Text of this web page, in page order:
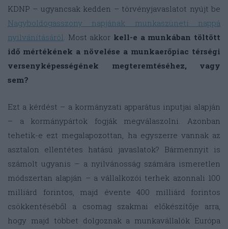
KDNP – ugyancsak kedden – törvényjavaslatot nyújt be
Nagyboldogasszony napjának munkaszüneti nappá
nyilvánításáról. Most akkor kell-e a munkában töltött
idő mértékének a növelése a munkaerőpiac térségi
versenyképességének megteremtéséhez, vagy
sem?
Ezt a kérdést – a kormányzati apparátus inputjai alapján
– a kormánypártok fogják megválaszolni. Azonban
tehetik-e ezt megalapozottan, ha egyszerre vannak az
asztalon ellentétes hatású javaslatok? Bármennyit is
számolt ugyanis – a nyilvánosság számára ismeretlen
módszertan alapján – a vállalkozói terhek azonnali 100
milliárd forintos, majd évente 400 milliárd forintos
csökkentéséből a csomag szakmai előkészítője arra,
hogy majd többet dolgoznak a munkavállalók Európa